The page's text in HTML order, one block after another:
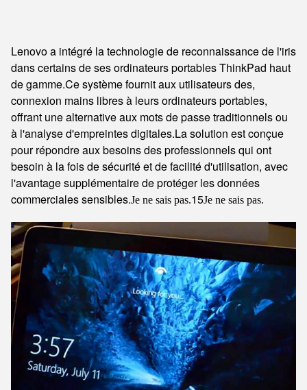
Lenovo a intégré la technologie de reconnaissance de l'iris
dans certains de ses ordinateurs portables ThinkPad haut
de gamme.Ce système fournit aux utilisateurs des,
connexion mains libres à leurs ordinateurs portables,
offrant une alternative aux mots de passe traditionnels ou
à l'analyse d'empreintes digitales.La solution est conçue
pour répondre aux besoins des professionnels qui ont
besoin à la fois de sécurité et de facilité d'utilisation, avec
l'avantage supplémentaire de protéger les données
commerciales sensibles.Je ne sais pas.15Je ne sais pas.